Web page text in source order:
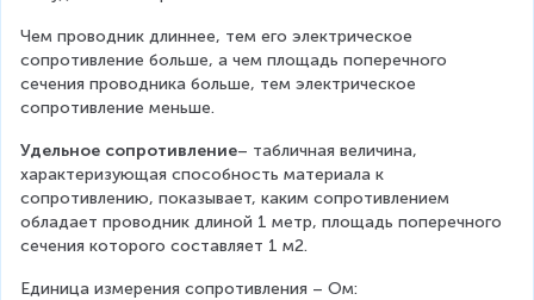
=
\
r
h
o
\
fr
{
Чем проводник длиннее, тем его электрическое
сопротивление больше, а чем площадь поперечного
сечения проводника больше, тем электрическое
сопротивление меньше.
Удельное сопротивление– табличная величина,
характеризующая способность материала к
сопротивлению, показывает, каким сопротивлением
обладает проводник длиной 1 метр, площадь поперечного
сечения которого составляет 1 м2.
Единица измерения сопротивления – Ом: